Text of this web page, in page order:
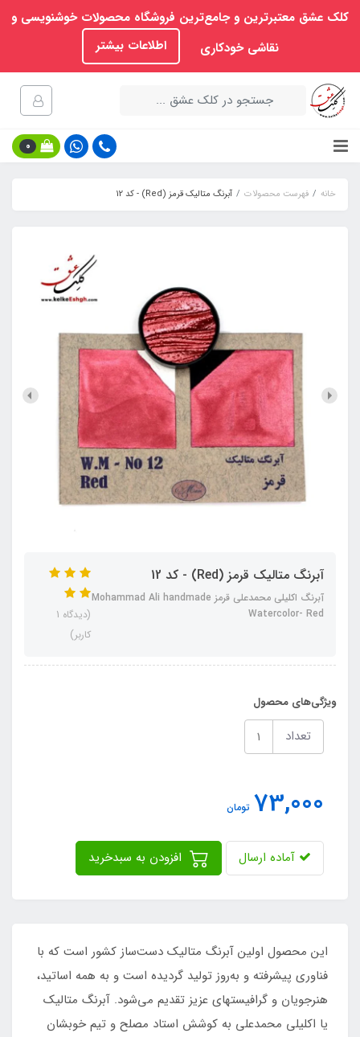
کلک عشق معتبرترین و جامع‌ترین فروشگاه محصولات خوشنویسی و
نقاشی خودکاری
اطلاعات بیشتر
0
خانه فهرست محصولات آبرنگ متالیک قرمز (Red) - کد 12
آبرنگ متالیک قرمز (Red) - کد 12
آبرنگ اکلیلی محمدعلی قرمز Mohammad Ali handmade
Watercolor- Red
(دیدگاه 1
کاربر)
ویژگی‌های محصول
تعداد
73,000 تومان
آماده ارسال
این محصول اولین آبرنگ متالیک دست‌ساز کشور است که با
فناوری پیشرفته و به‌روز تولید گردیده است و به همه اساتید،
هنرجویان و گرافیستهای عزیز تقدیم می‌شود. آبرنگ متالیک
یا اکلیلی محمدعلی به کوشش استاد مصلح و تیم خوبشان